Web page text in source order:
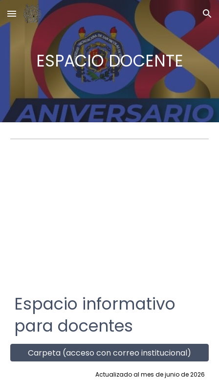
Skip to main content Skip to navigation
ESPACIO DOCENTE
Espacio informativo
para docentes
Carpeta (acceso con correo institucional)
Actualizado al mes de junio de 2026